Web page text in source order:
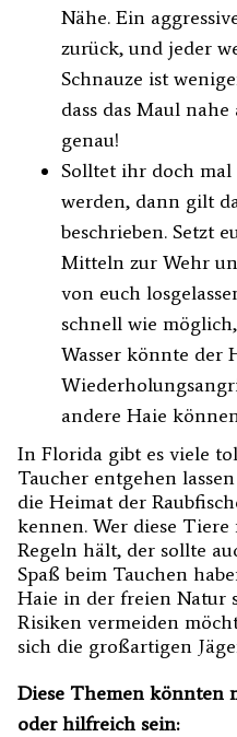
Nähe. Ein
zurück, und jeder
Schnauze ist
dass das Maul
genau!
Solltet ihr doch
werden, dann gilt
beschrieben. Setzt
Mitteln zur Wehr
von euch
schnell wie
Wasser könnte der
andere Haie
In Florida gibt es viele
Taucher entgehen
die Heimat der
kennen. Wer diese
Regeln hält, der sollte
Spaß beim Tauchen
Haie in der freien Natur
Risiken vermeiden
sich die großartigen
Diese Themen könnten
oder hilfreich sein: